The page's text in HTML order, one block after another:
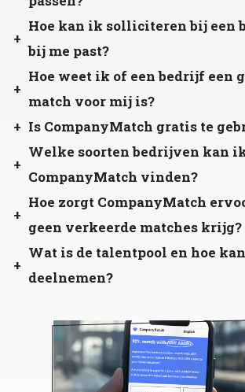
Hoe kan ik solliciteren bij een
bij me past?
Hoe weet ik of een bedrijf een
match voor mij is?
Is CompanyMatch gratis te
Welke soorten bedrijven kan
CompanyMatch vinden?
Hoe zorgt CompanyMatch
geen verkeerde matches krijg?
Wat is de talentpool en hoe
deelnemen?